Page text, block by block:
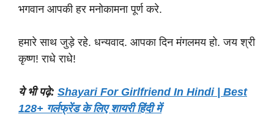
भगवान आपकी हर मनोकामना पूर्ण करे.
हमारे साथ जुड़े रहे. धन्यवाद. आपका दिन मंगलमय हो. जय श्री
कृष्ण! राधे राधे!
ये भी पढ़े: Shayari For Girlfriend In Hindi | Best
128+ गर्लफ्रेंड के लिए शायरी हिंदी में